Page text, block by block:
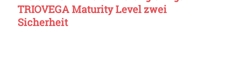
TRIOVEGA Maturity Level zwei
Sicherheit